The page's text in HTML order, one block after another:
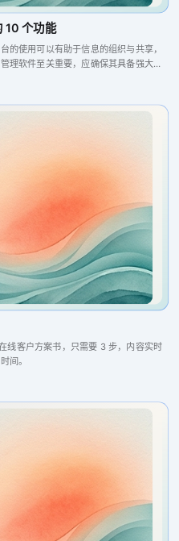
10 个功能
的使用可以有助于信息的组织与共享，
理软件至关重要，应确保其具备强大的
，这些特点将提升团队的协作与生产
线客户方案书，只需要 3 步，内容实时
间。